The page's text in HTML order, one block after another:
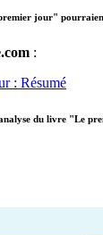
jour"
:
: Résumé
du livre "Le